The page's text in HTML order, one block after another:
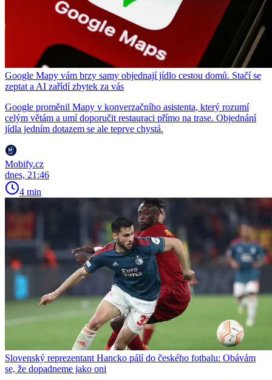
Google Mapy vám brzy samy objednají jídlo cestou domů. Stačí se
zeptat a AI zařídí zbytek za vás
Google proměnil Mapy v konverzačního asistenta, který rozumí
celým větám a umí doporučit restauraci přímo na trase. Objednání
jídla jedním dotazem se ale teprve chystá.
Mobify.cz
dnes, 21:46
4 min
Slovenský reprezentant Hancko pálí do českého fotbalu: Obávám
se, že dopadneme jako oni